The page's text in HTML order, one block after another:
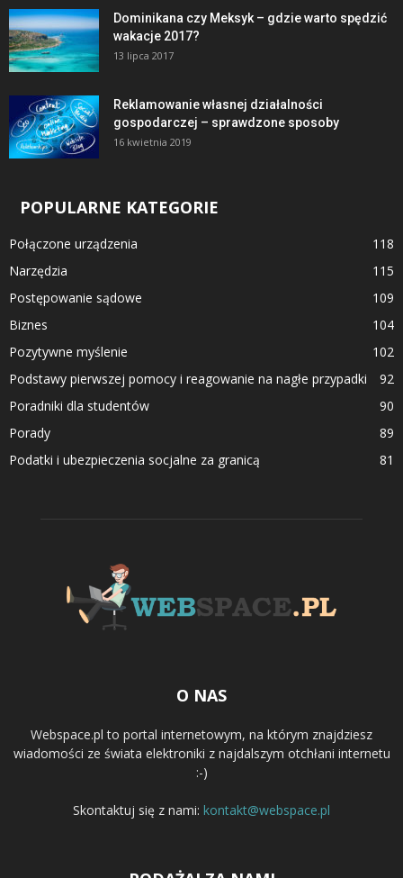
Dominikana czy Meksyk – gdzie warto spędzić
wakacje 2017?
13 lipca 2017
Reklamowanie własnej działalności
gospodarczej – sprawdzone sposoby
16 kwietnia 2019
POPULARNE KATEGORIE
Połączone urządzenia
118
Narzędzia
115
Postępowanie sądowe
109
Biznes
104
Pozytywne myślenie
102
Podstawy pierwszej pomocy i reagowanie na nagłe przypadki
92
Poradniki dla studentów
90
Porady
89
Podatki i ubezpieczenia socjalne za granicą
81
O NAS
Webspace.pl to portal internetowym, na którym znajdziesz
wiadomości ze świata elektroniki z najdalszym otchłani internetu
:-)
Skontaktuj się z nami: kontakt@webspace.pl